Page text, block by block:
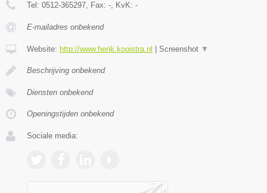
Tel: 0512-365297, Fax: -, KvK: -
E-mailadres onbekend
Website: http://www.henk.kooistra.nl Screenshot ▼
Beschrijving onbekend
Diensten onbekend
Openingstijden onbekend
Sociale media: